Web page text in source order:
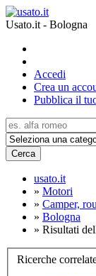
Usato.it - Bologna
Accedi
Crea un
Pubblica il
Cerca
usato.it
» Motori
» Camper,
» Bologna
» Risultati
Ricerche